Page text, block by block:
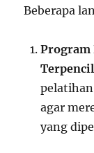
Beberapa
Program
Terpencil
agar
yang